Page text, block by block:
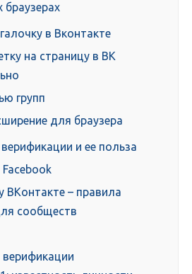
браузерах
в Вконтакте
на страницу в ВК
групп
для браузера
и ее польза
ВКонтакте – правила
сообществ